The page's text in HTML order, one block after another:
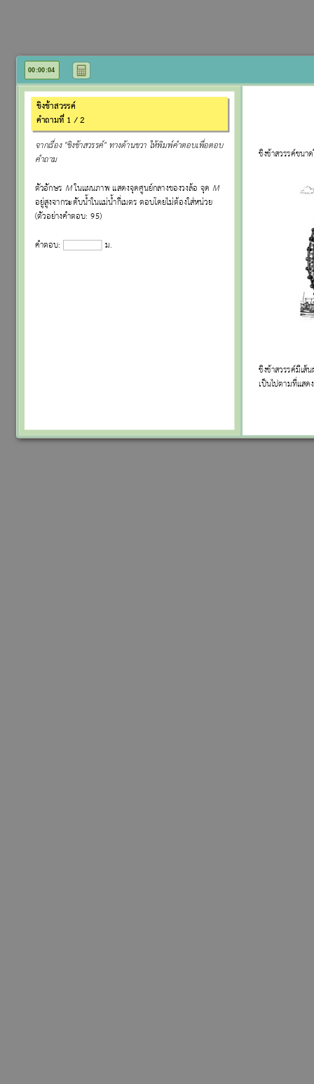
00:00:05
ชิงช้าสวรรค์
คำถามที่ 1 / 2
จากเรื่อง "ชิงช้าสวรรค์" ทางด้านขวา ให้พิมพ์คำตอบเพื่อตอบ
คำถาม
ตัวอักษร Mในแผนภาพ แสดงจุดศูนย์กลางของวงล้อ จุด M
อยู่สูงจากระดับน้ำในแม่น้ำกี่เมตร ตอบโดยไม่ต้องใส่หน่วย
(ตัวอย่างคำตอบ: 95)
คำตอบ: ม.
ชิงช้าสวรรค์ขน
ชิงช้าสวรรค์มีเ
เป็นไปตามที่แสด